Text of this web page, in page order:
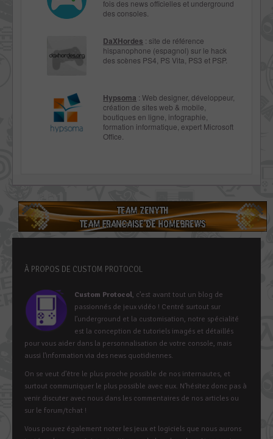
fois des news officielles et underground
des consoles.
DaXHordes : site de référence
hispanophone (espagnol) sur le hack
des scènes PS4, PS Vita, PS3 et PSP.
Hypsoma : Web designer, développeur,
création de sites web & mobile,
boutiques en ligne, infographie,
formation informatique, expert Microsoft
Office.
À PROPOS DE CUSTOM PROTOCOL
Custom Protocol, c’est avant tout un blog de
passionnés de jeux vidéo ! Centré surtout sur
l’underground et la customisation, notre spécialité
est la conception de tutoriels imagés et détaillés
pour vous aider dans la personnalisation de votre console, mais
aussi l’information via des news quotidiennes.
On se veut d’être le plus proche possible de nos internautes, et
surtout communiquer le plus possible avec eux. N’hésitez donc pas à
venir discuter avec nous dans les commentaires de nos articles ou
sur le forum/tchat !
Vous pouvez également noter les jeux et logiciels que nous aurons